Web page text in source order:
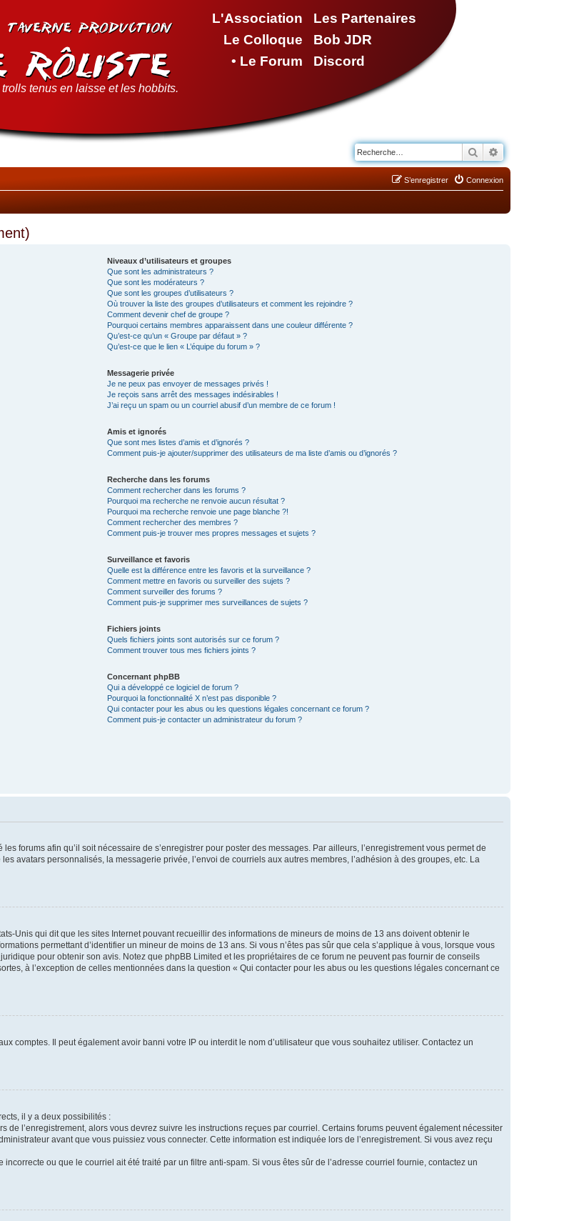
L'Association
Le Colloque
• Le Forum
Les Partenaires
Bob JDR
Discord
tenus en laisse et les hobbits.
Rechercher
Connexion
S’enregistrer
Niveaux d’utilisateurs et groupes
Que sont les administrateurs ?
Que sont les modérateurs ?
Que sont les groupes d’utilisateurs ?
Où trouver la liste des groupes d’utilisateurs et comment les rejoindre ?
Comment devenir chef de groupe ?
Pourquoi certains membres apparaissent dans une couleur différente ?
Qu’est-ce qu’un « Groupe par défaut » ?
Qu’est-ce que le lien « L’équipe du forum » ?
Messagerie privée
Je ne peux pas envoyer de messages privés !
Je reçois sans arrêt des messages indésirables !
J’ai reçu un spam ou un courriel abusif d’un membre de ce forum !
Amis et ignorés
Que sont mes listes d’amis et d’ignorés ?
Comment puis-je ajouter/supprimer des utilisateurs de ma liste d’amis ou d’ignorés ?
Recherche dans les forums
Comment rechercher dans les forums ?
Pourquoi ma recherche ne renvoie aucun résultat ?
Pourquoi ma recherche renvoie une page blanche ?!
Comment rechercher des membres ?
Comment puis-je trouver mes propres messages et sujets ?
Surveillance et favoris
Quelle est la différence entre les favoris et la surveillance ?
Comment mettre en favoris ou surveiller des sujets ?
Comment surveiller des forums ?
Comment puis-je supprimer mes surveillances de sujets ?
Fichiers joints
Quels fichiers joints sont autorisés sur ce forum ?
Comment trouver tous mes fichiers joints ?
Concernant phpBB
Qui a développé ce logiciel de forum ?
Pourquoi la fonctionnalité X n’est pas disponible ?
Qui contacter pour les abus ou les questions légales concernant ce forum ?
Comment puis-je contacter un administrateur du forum ?
forums afin qu’il soit nécessaire de s’enregistrer pour poster des messages. Par ailleurs, l’enregistrement vous permet de
avatars personnalisés, la messagerie privée, l’envoi de courriels aux autres membres, l’adhésion à des groupes, etc. La
Unis qui dit que les sites Internet pouvant recueillir des informations de mineurs de moins de 13 ans doivent obtenir le
permettant d’identifier un mineur de moins de 13 ans. Si vous n’êtes pas sûr que cela s’applique à vous, lorsque vous
pour obtenir son avis. Notez que phpBB Limited et les propriétaires de ce forum ne peuvent pas fournir de conseils
à l’exception de celles mentionnées dans la question « Qui contacter pour les abus ou les questions légales concernant ce
comptes. Il peut également avoir banni votre IP ou interdit le nom d’utilisateur que vous souhaitez utiliser. Contactez un
il y a deux possibilités :
de l’enregistrement, alors vous devrez suivre les instructions reçues par courriel. Certains forums peuvent également nécessiter
avant que vous puissiez vous connecter. Cette information est indiquée lors de l’enregistrement. Si vous avez reçu
ou que le courriel ait été traité par un filtre anti-spam. Si vous êtes sûr de l’adresse courriel fournie, contactez un